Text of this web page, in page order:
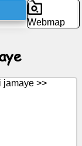
Webmap
jamaye >>